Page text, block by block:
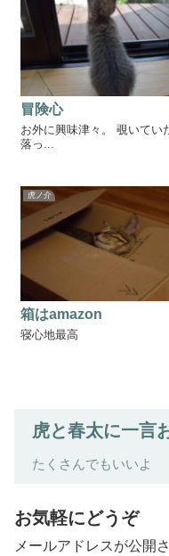
冒険心
お外に興味津々。 覗いてい
落っ...
虎ノ介
箱はamazon
寝心地最高
虎と春太に一言
たくさんでもいいよ
お気軽にどうぞ
メールアドレスが公開